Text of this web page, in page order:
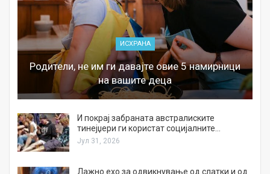
ИСХРАНА
Родители, не им ги давајте овие 5 намирници
на вашите деца
И покрај забраната австралиските
тинејџери ги користат социјалните…
Јул 31, 2026
Лажно ехо за одвикнување од слатки и од